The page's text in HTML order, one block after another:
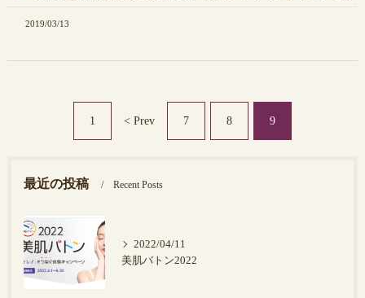
2019/03/13
1 < Prev 7 8 9
最近の投稿 Recent Posts
2022/04/11
美肌バトン2022